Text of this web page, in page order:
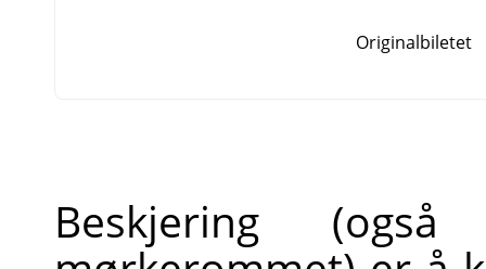
Originalbiletet
Beskjering